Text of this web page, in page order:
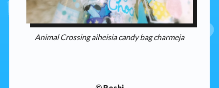
Animal Crossing aiheisia candy bag charmeja